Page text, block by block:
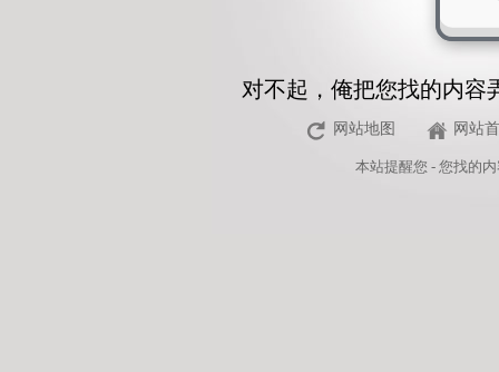
对不起，俺把您找的内容
网站地图 网站
本站提醒您 - 您找的